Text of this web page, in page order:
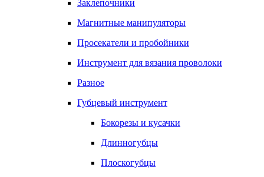
Заклепочники
Магнитные манипуляторы
Просекатели и пробойники
Инструмент для вязания проволоки
Разное
Губцевый инструмент
Бокорезы и кусачки
Длинногубцы
Плоскогубцы